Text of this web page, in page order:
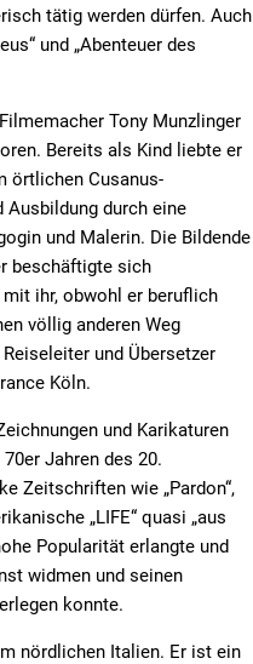
tätig werden dürfen. Auch
und „Abenteuer des
Tony Munzlinger
Bereits als Kind liebte er
örtlichen Cusanus-
Ausbildung durch eine
und Malerin. Die Bildende
beschäftigte sich
ihr, obwohl er beruflich
völlig anderen Weg
und Übersetzer
Köln.
und Karikaturen
Jahren des 20.
Zeitschriften wie „Pardon“,
„LIFE“ quasi „aus
Popularität erlangte und
widmen und seinen
konnte.
nördlichen Italien. Er ist ein